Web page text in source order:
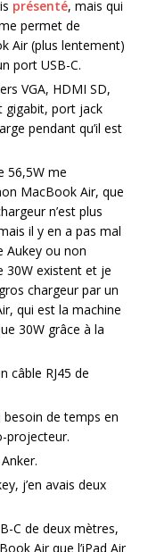
présenté, mais qui
permet de
Air (plus lentement)
port USB-C.
VGA, HDMI SD,
gigabit, port jack
pendant qu’il est
56,5W me
MacBook Air, que
n’est plus
il y en a pas mal
Aukey ou non
30W existent et je
chargeur par un
qui est la machine
30W grâce à la
câble RJ45 de
besoin de temps en
projecteur.
j’en avais deux
C de deux mètres,
Air que l’iPad Air